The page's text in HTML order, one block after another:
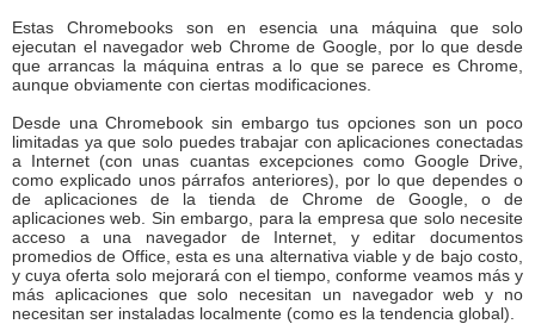
Estas Chromebooks son en esencia una máquina que solo
ejecutan el navegador web Chrome de Google, por lo que desde
que arrancas la máquina entras a lo que se parece es Chrome,
aunque obviamente con ciertas modificaciones.
Desde una Chromebook sin embargo tus opciones son un poco
limitadas ya que solo puedes trabajar con aplicaciones conectadas
a Internet (con unas cuantas excepciones como Google Drive,
como explicado unos párrafos anteriores), por lo que dependes o
de aplicaciones de la tienda de Chrome de Google, o de
aplicaciones web. Sin embargo, para la empresa que solo necesite
acceso a una navegador de Internet, y editar documentos
promedios de Office, esta es una alternativa viable y de bajo costo,
y cuya oferta solo mejorará con el tiempo, conforme veamos más y
más aplicaciones que solo necesitan un navegador web y no
necesitan ser instaladas localmente (como es la tendencia global).